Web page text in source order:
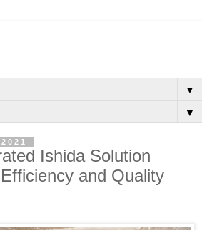
▼
▼
Ishida Solution
and Quality